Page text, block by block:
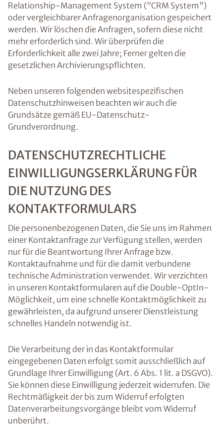
Relationship-Management System ("CRM System")
oder vergleichbarer Anfragenorganisation gespeichert
werden. Wir löschen die Anfragen, sofern diese nicht
mehr erforderlich sind. Wir überprüfen die
Erforderlichkeit alle zwei Jahre; Ferner gelten die
gesetzlichen Archivierungspflichten.
Neben unseren folgenden websitespezifischen
Datenschutzhinweisen beachten wir auch die
Grundsätze gemäß EU-Datenschutz-
Grundverordnung.
DATENSCHUTZRECHTLICHE
EINWILLIGUNGSERKLÄRUNG FÜR
DIE NUTZUNG DES
KONTAKTFORMULARS
Die personenbezogenen Daten, die Sie uns im Rahmen
einer Kontaktanfrage zur Verfügung stellen, werden
nur für die Beantwortung Ihrer Anfrage bzw.
Kontaktaufnahme und für die damit verbundene
technische Administration verwendet. Wir verzichten
in unseren Kontaktformularen auf die Double-OptIn-
Möglichkeit, um eine schnelle Kontaktmöglichkeit zu
gewährleisten, da aufgrund unserer Dienstleistung
schnelles Handeln notwendig ist.
Die Verarbeitung der in das Kontaktformular
eingegebenen Daten erfolgt somit ausschließlich auf
Grundlage Ihrer Einwilligung (Art. 6 Abs. 1 lit. a DSGVO).
Sie können diese Einwilligung jederzeit widerrufen. Die
Rechtmäßigkeit der bis zum Widerruf erfolgten
Datenverarbeitungsvorgänge bleibt vom Widerruf
unberührt.